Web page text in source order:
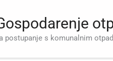
postupanje s komunalnim